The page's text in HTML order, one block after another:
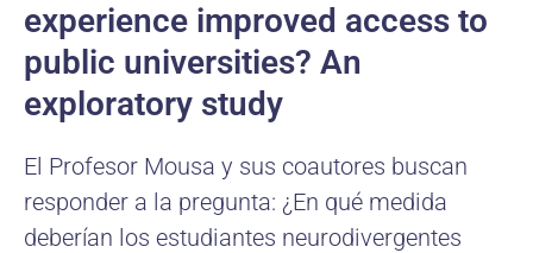
experience improved access to
public universities? An
exploratory study
El Profesor Mousa y sus coautores buscan
responder a la pregunta: ¿En qué medida
deberían los estudiantes neurodivergentes